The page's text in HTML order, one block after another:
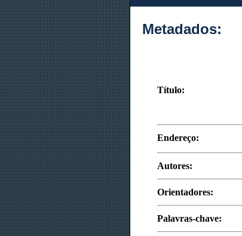
Metadados:
Título:
Endereço:
Autores:
Orientadores:
Palavras-chave: